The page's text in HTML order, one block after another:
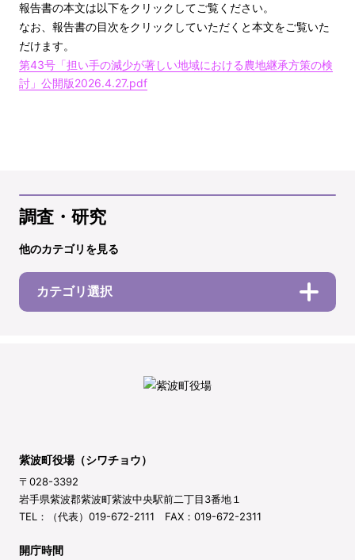
報告書の本文は以下をクリックしてご覧ください。
なお、報告書の目次をクリックしていただくと本文をご覧いた
だけます。
第43号「担い手の減少が著しい地域における農地継承方策の検
討」公開版2026.4.27.pdf
調査・研究
他のカテゴリを見る
カテゴリ選択
紫波町役場（シワチョウ）
〒028-3392
岩手県紫波郡紫波町紫波中央駅前二丁目3番地１
TEL：（代表）019-672-2111 FAX：019-672-2311
開庁時間